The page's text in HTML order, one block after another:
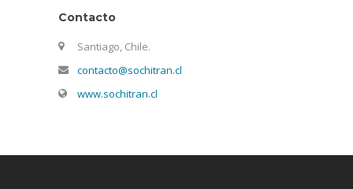
Contacto
Santiago, Chile.
contacto@sochitran.cl
www.sochitran.cl